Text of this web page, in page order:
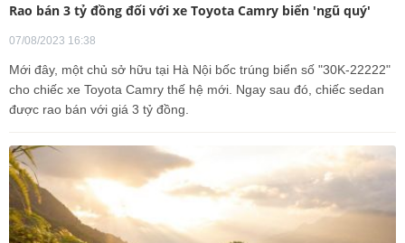
Rao bán 3 tỷ đồng đối với xe Toyota Camry biển 'ngũ quý'
07/08/2023 16:38
Mới đây, một chủ sở hữu tại Hà Nội bốc trúng biển số "30K-22222"
cho chiếc xe Toyota Camry thế hệ mới. Ngay sau đó, chiếc sedan
được rao bán với giá 3 tỷ đồng.